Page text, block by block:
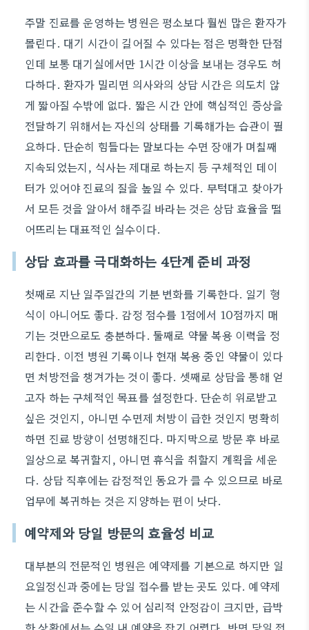
주말 진료를 운영하는 병원은 평소보다 훨씬 많은 환자가
몰린다. 대기 시간이 길어질 수 있다는 점은 명확한 단점
인데 보통 대기실에서만 1시간 이상을 보내는 경우도 허
다하다. 환자가 밀리면 의사와의 상담 시간은 의도치 않
게 짧아질 수밖에 없다. 짧은 시간 안에 핵심적인 증상을
전달하기 위해서는 자신의 상태를 기록해가는 습관이 필
요하다. 단순히 힘들다는 말보다는 수면 장애가 며칠째
지속되었는지, 식사는 제대로 하는지 등 구체적인 데이
터가 있어야 진료의 질을 높일 수 있다. 무턱대고 찾아가
서 모든 것을 알아서 해주길 바라는 것은 상담 효율을 떨
어뜨리는 대표적인 실수이다.
상담 효과를 극대화하는 4단계 준비 과정
첫째로 지난 일주일간의 기분 변화를 기록한다. 일기 형
식이 아니어도 좋다. 감정 점수를 1점에서 10점까지 매
기는 것만으로도 충분하다. 둘째로 약물 복용 이력을 정
리한다. 이전 병원 기록이나 현재 복용 중인 약물이 있다
면 처방전을 챙겨가는 것이 좋다. 셋째로 상담을 통해 얻
고자 하는 구체적인 목표를 설정한다. 단순히 위로받고
싶은 것인지, 아니면 수면제 처방이 급한 것인지 명확히
하면 진료 방향이 선명해진다. 마지막으로 방문 후 바로
일상으로 복귀할지, 아니면 휴식을 취할지 계획을 세운
다. 상담 직후에는 감정적인 동요가 클 수 있으므로 바로
업무에 복귀하는 것은 지양하는 편이 낫다.
예약제와 당일 방문의 효율성 비교
대부분의 전문적인 병원은 예약제를 기본으로 하지만 일
요일정신과 중에는 당일 접수를 받는 곳도 있다. 예약제
는 시간을 준수할 수 있어 심리적 안정감이 크지만, 급박